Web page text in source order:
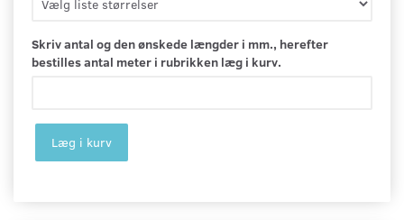
Skriv antal og den ønskede længder i mm., herefter
bestilles antal meter i rubrikken læg i kurv.
Læg i kurv